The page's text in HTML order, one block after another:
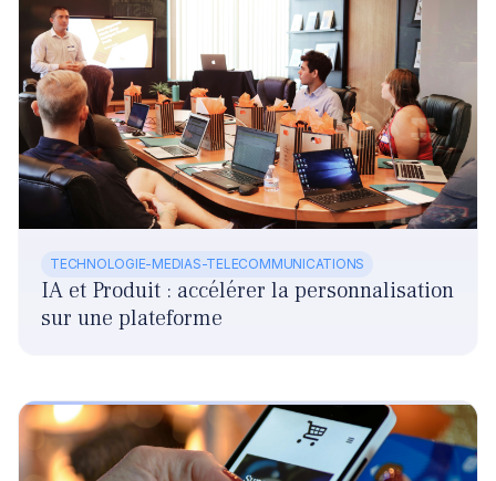
TECHNOLOGIE-MEDIAS-TELECOMMUNICATIONS
IA et Produit : accélérer la personnalisation
sur une plateforme